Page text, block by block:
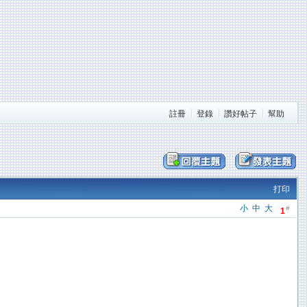
註冊 登錄 讚好帖子 幫助
打印
1#
大
中
小